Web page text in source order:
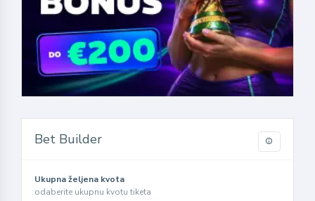
Bet Builder
Ukupna željena kvota
odaberite ukupnu kvotu tiketa